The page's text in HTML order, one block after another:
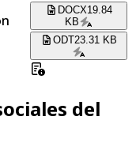
DOCX19.84
KB
ODT23.31 KB
del